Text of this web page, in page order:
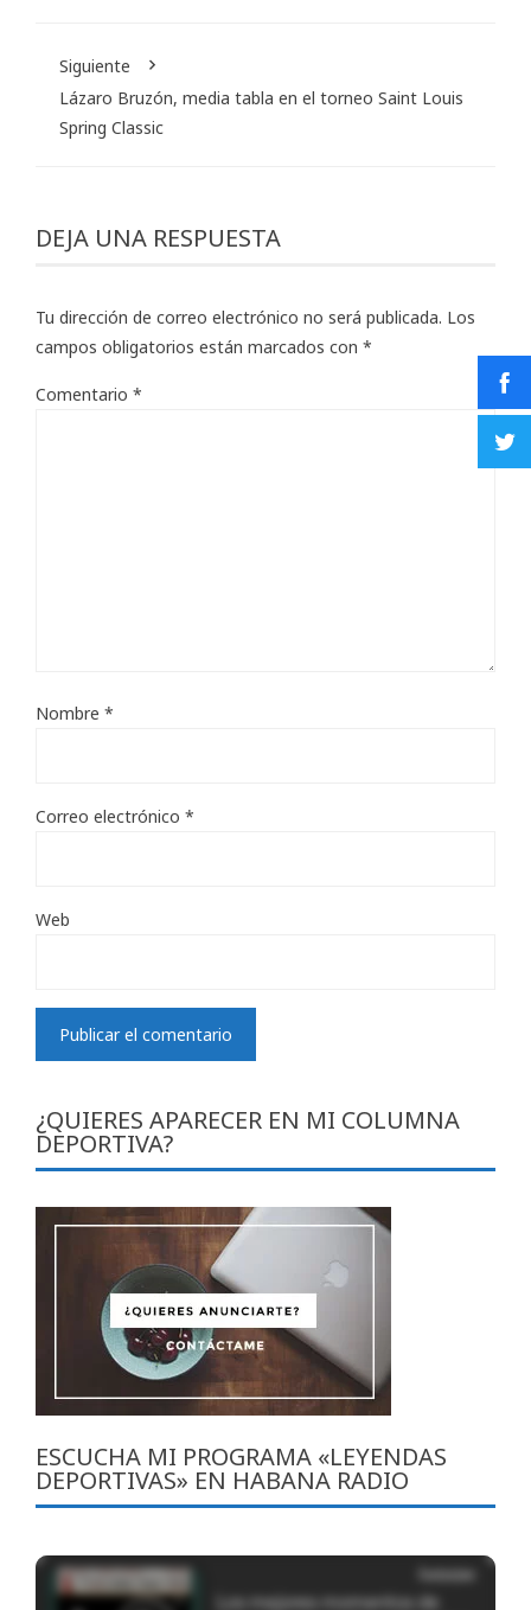
Siguiente
Lázaro Bruzón, media tabla en el torneo Saint Louis
Spring Classic
DEJA UNA RESPUESTA
Tu dirección de correo electrónico no será publicada. Los
campos obligatorios están marcados con *
Comentario *
Nombre *
Correo electrónico *
Web
¿QUIERES APARECER EN MI COLUMNA
DEPORTIVA?
ESCUCHA MI PROGRAMA «LEYENDAS
DEPORTIVAS» EN HABANA RADIO